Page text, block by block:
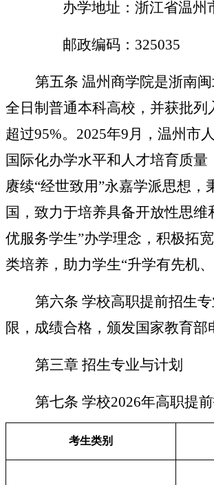
办学地址：浙江省温州
邮政编码：325035
第五条 温州商学院是浙南
全日制普通本科高校，并获批
超过95%。2025年9月，温州市
国际化办学水平和人才培育质
赓续“经世致用”永嘉学派思想
国，致力于培养具备开放性思
优服务学生”办学理念，积极拓
类培养，助力学生“升学有先机
第六条 学校高职提前招生
限，成绩合格，颁发国家教育部
第三章 招生专业与计划
第七条 学校2026年高职提
考生类别